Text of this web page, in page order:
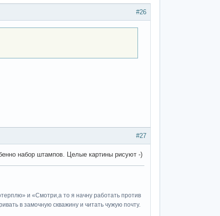
#26
#27
набор штампов. Целые картины рисуют -)
и «Cмотри,а то я начну работать против
в замочную скважину и читать чужую почту.